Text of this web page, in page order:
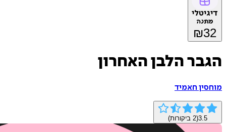
דיגיטלי
מתנה
₪32
הגבר הלבן האחרון
מוחסין חאמיד
3.5
(
2 ביקורות)